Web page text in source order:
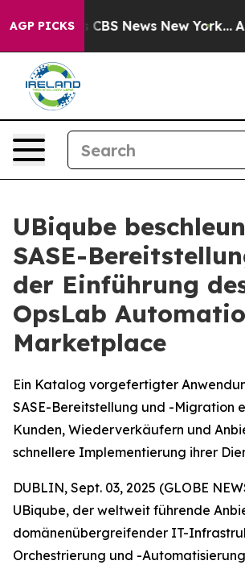
AGP PICKS
was CBS News New York...
UBiqube
SASE-
der Einführung
OpsLab
Marketplace
Ein Katalog vorgefertigter
SASE-Bereitstellung und -Migration
Kunden, Wiederverkäufern und
schnellere Implementierung ihrer
DUBLIN, Sept. 03, 2025 (GLOBE
UBiqube, der weltweit führende
domänenübergreifender IT-
Orchestrierung und -